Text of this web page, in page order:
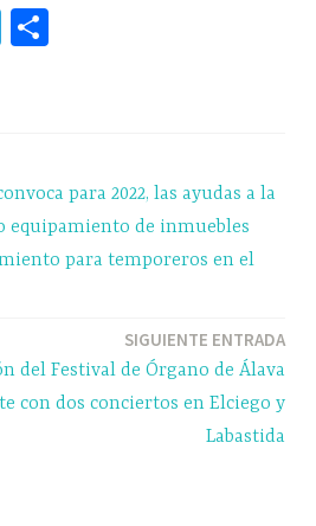
Te
m rti
rpara 2022, las ayudas a la
equipamiento de inmuebles
para temporeros en el
SIGUIENTE ENTRADA
del Festival de Órgano de Álava
con dos conciertos en Elciego y
Labastida